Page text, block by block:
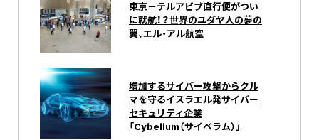
東京－テルアビブ直行便がつい
に就航！？世界のユダヤ人の夢の
翼、エル・アル航空
増加するサイバー攻撃からクル
マを守るイスラエル発サイバー
セキュリティ企業
「Cybellum（サイベラム）」